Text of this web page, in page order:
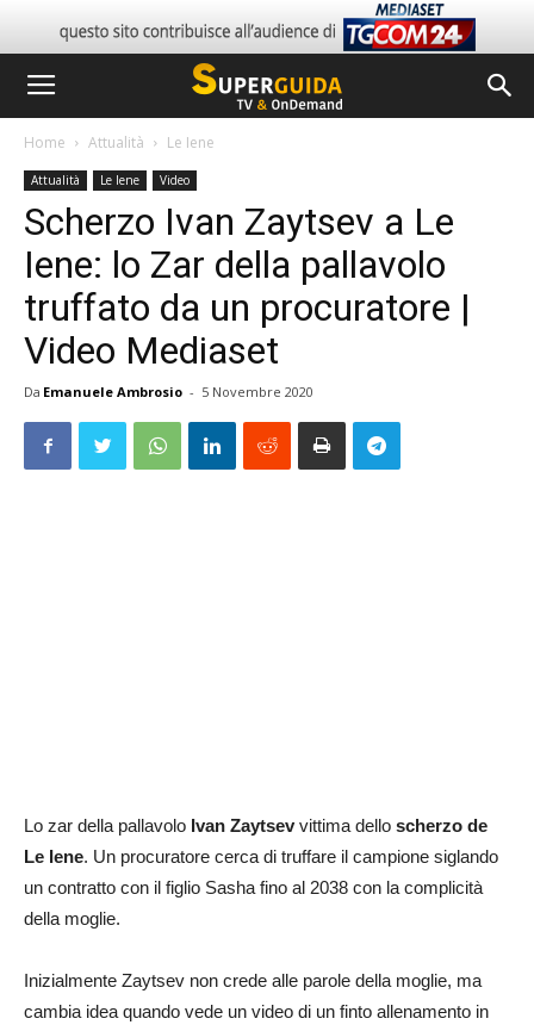
Home Attualità Le Iene
Attualità Le Iene Video
Scherzo Ivan Zaytsev a Le
Iene: lo Zar della pallavolo
truffato da un procuratore |
Video Mediaset
Da Emanuele Ambrosio - 5 Novembre 2020
Lo zar della pallavolo Ivan Zaytsevvittima dello scherzo de
Le Iene. Un procuratore cerca di truffare il campione siglando
un contratto con il figlio Sasha fino al 2038 con la complicità
della moglie.
Inizialmente Zaytsev non crede alle parole della moglie, ma
cambia idea quando vede un video di un finto allenamento in